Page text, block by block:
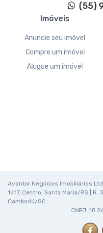
(55)
Imóveis
Anuncie seu imóvel
Compre um imóvel
Alugue um imóvel
Avantor Negócios Imobiliários
1417, Centro, Santa Maria/RS | R.
Camboriú/SC
CNPJ: